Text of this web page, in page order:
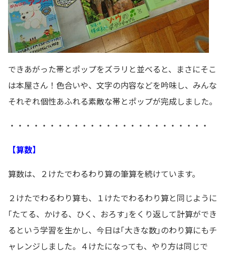
できあがった帯とポップをズラリと並べると、まさにそこ
は本屋さん！色合いや、文字の内容などを吟味し、みんな
それぞれ個性あふれる素敵な帯とポップが完成しました。
・・・・・・・・・・・・・・・・・・・・・・・・・
【算数】
算数は、２けたでわるわり算の筆算を続けています。
２けたでわるわり算も、１けたでわるわり算と同じように
｢たてる、かける、ひく、おろす｣をくり返して計算ができ
るという学習を生かし、今日は｢大きな数｣のわり算にもチ
ャレンジしました。４けたになっても、やり方は同じで